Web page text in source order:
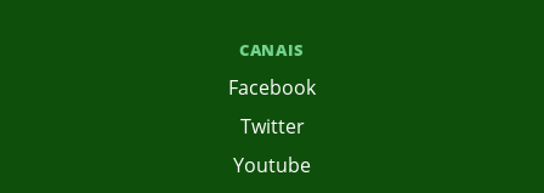
CANAIS
Facebook
Twitter
Youtube